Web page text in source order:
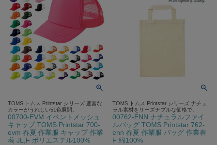
TOMS トムス Printstar シリーズ 豊富な
カラーがうれしい51色展開。
00700-EVM イベントメッシュ
キャップ TOMS Printstar 700-
evm 春夏 作業服 キャップ 作業
着 JL,F ポリエステル100%
TOMS トムス Printstar シリーズ ナチュ
ラル素材をリーズナブルな価格で。
00762-ENN ナチュラルファイ
ルバッグ TOMS Printstar 762-
enn 春夏 作業服 バッグ 作業着
F 綿100%